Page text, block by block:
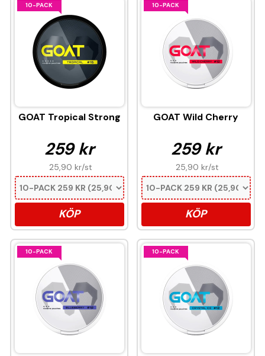
10-PACK
GOAT Tropical Strong
259 kr
25,90 kr/st
KÖP
10-PACK
GOAT Wild Cherry
259 kr
25,90 kr/st
KÖP
10-PACK 10-PACK